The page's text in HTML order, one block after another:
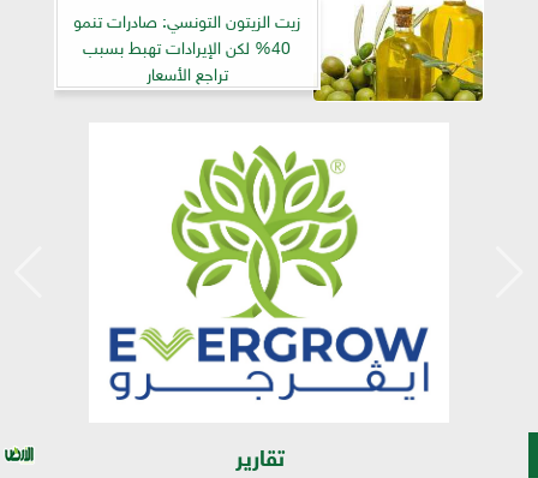
زيت الزيتون التونسي: صادرات تنمو
40% لكن الإيرادات تهبط بسبب
تراجع الأسعار
تقارير